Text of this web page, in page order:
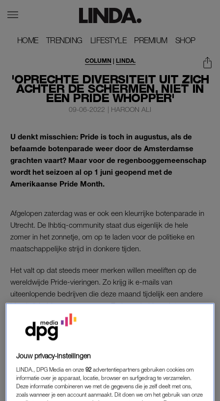
HOME
HOME TRENDING
TRENDING LIFESTYLE
LIFESTYLE PREMIUM
PREMIUM SHOP
SHOP
'OPRECHTE DIVERSITEIT UIT ZICH
ACHTER DE SCHERMEN, NIET IN
EEN PRIDE WHOPPER'
COLUMN | LINDA.
09-06-2022 | HAROON ALI
U denkt misschien: Pride is toch in augustus, als de
befaamde botenparade weer door de Amsterdamse
grachten vaart? Maar voor de regenbooggemeenschap
wordt het seizoen al op 1 juni geopend met de
Amerikaanse Pride Month.
Afgelopen zaterdag was er ook een kleurrijke botenparade in
Utrecht. De lhbtiq-community staat dus eigenlijk de hele
zomer in het zonnetje, om op te laden voor de politieke en
maatschappelijke strijd in donkere tijden.
Het valt op dat steeds meer merken willen meeliften op de
wereldwijde Pride-vieringen. Zo krijg ik e-mails van
uiteenlopende bedrijven die deze maand tijdelijk een andere
identiteit hebben aangenomen. Ze benadrukken dat ze een
stichting voor lhbtiq’ers steunen, hijsen prominente queer
personen op een billboard, en vermelden zijdelings dat ze ook
Pride-producten lanceren. Kapitalisme en opportunisme,
gehuld in regenboogkleuren.
De Oostenrijkse Burger King serveert deze maand Whoppers
op ’gelijkwaardige broodjes’: twee gebolde bovenkanten of
twee platte onderkanten op elkaar. De actie moet een ’lach op
Jouw privacy-instellingen
LINDA., DPG Media en onze92 advertentiepartners gebruiken cookies om
informatie over je apparaat, locatie, browser en surfgedrag te verzamelen.
Deze informatie combineren we met de gegevens die je zelf deelt met ons,
zoals wanneer je een account aanmaakt. Dit doen we om het gebruik van onze